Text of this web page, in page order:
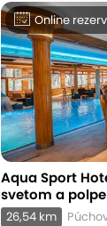
Online
Aqua Sport
svetom a
26,54 km